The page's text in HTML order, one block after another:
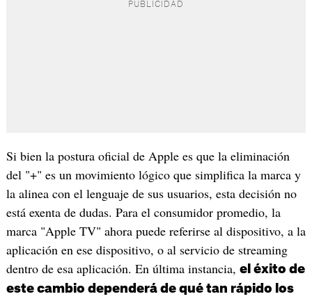
Si bien la postura oficial de Apple es que la eliminación
del "+" es un movimiento lógico que simplifica la marca y
la alinea con el lenguaje de sus usuarios, esta decisión no
está exenta de dudas. Para el consumidor promedio, la
marca "Apple TV" ahora puede referirse al dispositivo, a la
aplicación en ese dispositivo, o al servicio de streaming
dentro de esa aplicación. En última instancia, el éxito de
este cambio dependerá de qué tan rápido los